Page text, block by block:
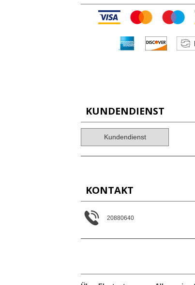
KUNDENDIENST
Kundendienst
KONTAKT
20880640